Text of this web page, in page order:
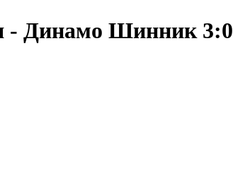
- Динамо Шинник 3:0